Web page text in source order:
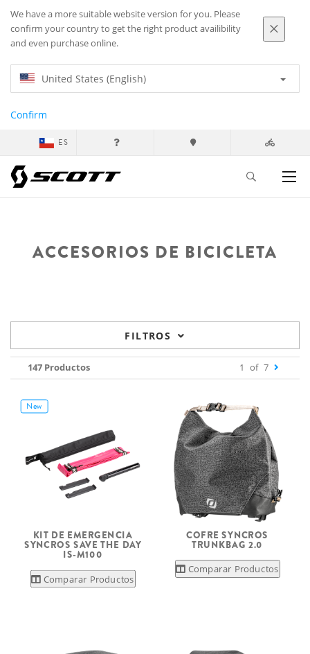
We have a more suitable website version for you. Please
confirm your country to get the right product availibility
and even purchase online.
United States (English)
Confirm
ES
ACCESORIOS DE BICICLETA
FILTROS
147 Productos 1 of 7
New
KIT DE EMERGENCIA
SYNCROS SAVE THE DAY
IS-M100
Comparar Productos
COFRE SYNCROS
TRUNKBAG 2.0
Comparar Productos